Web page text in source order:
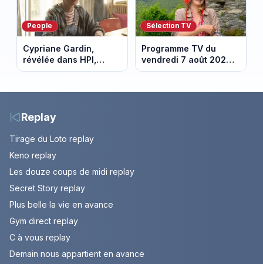
People
Cypriane Gardin,
révélée dans HPI,
lance une cagnotte
financières
Sélection TV
Programme TV du
vendredi 7 août 2026 :
notre sélection pour
Replay
Tirage du Loto replay
Keno replay
Les douze coups de midi replay
Secret Story replay
Plus belle la vie en avance
Gym direct replay
C à vous replay
Demain nous appartient en avance